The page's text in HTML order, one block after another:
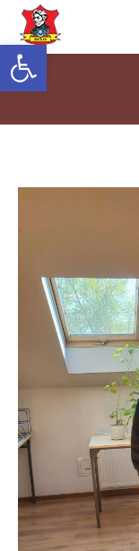
Otwórz pasek narzędzi